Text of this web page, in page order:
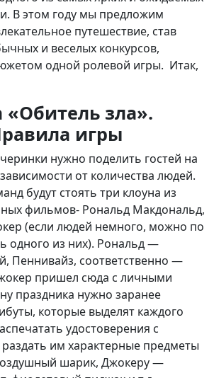
В этом году мы предложим
путешествие, став
и веселых конкурсов,
одной ролевой игры. Итак,
«Обитель зла».
игры
нужно поделить гостей на
от количества людей.
будут стоять три клоуна из
фильмов- Рональд Макдональд,
(если людей немного, можно по
одного из них). Рональд —
Пеннивайз, соответственно —
пришел сюда с личными
праздника нужно заранее
которые выделят каждого
удостоверения с
им характерные предметы
шарик, Джокеру —